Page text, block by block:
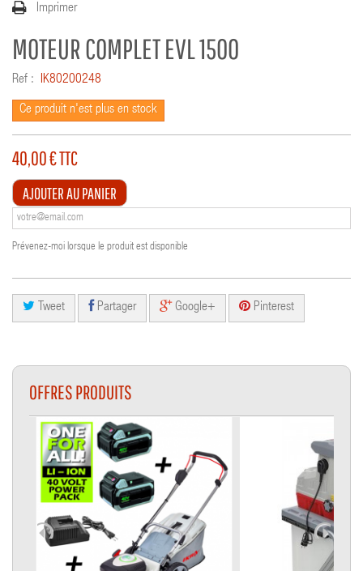
Imprimer
MOTEUR COMPLET EVL 1500
Ref : IK80200248
Ce produit n'est plus en stock
40,00 €TTC
AJOUTER AU PANIER
Prévenez-moi lorsque le produit est disponible
Tweet Partager Google+ Pinterest
OFFRES PRODUITS